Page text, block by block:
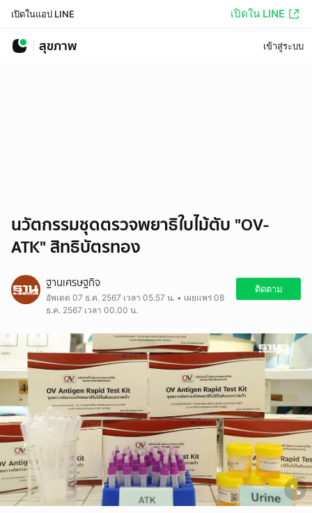
เปิดในแอป LINE เปิดใน LINE
สุขภาพ เข้าสู่ระบบ
นวัตกรรมชุดตรวจพยาธิใบไม้ตับ "OV-
ATK" สิทธิบัตรทอง
ฐานเศรษฐกิจ
อัพเดต 07 ธ.ค. 2567 เวลา 05.57 น. • เผยแพร่ 08
ธ.ค. 2567 เวลา 00.00 น.
ติดตาม